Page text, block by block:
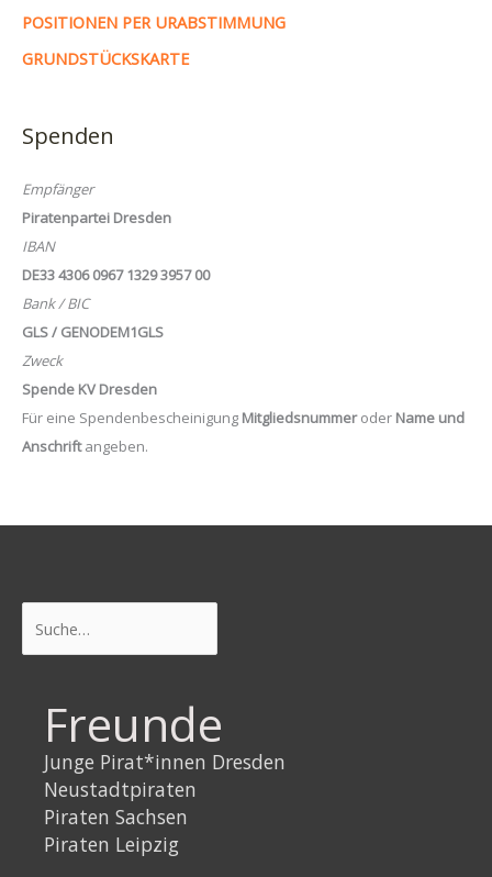
POSITIONEN PER URABSTIMMUNG
GRUNDSTÜCKSKARTE
Spenden
Empfänger
Piratenpartei Dresden
IBAN
DE33 4306 0967 1329 3957 00
Bank / BIC
GLS / GENODEM1GLS
Zweck
Spende KV Dresden
Für eine Spendenbescheinigung Mitgliedsnummeroder Name und
Anschriftangeben.
Freunde
Junge Pirat*innen Dresden
Neustadtpiraten
Piraten Sachsen
Piraten Leipzig